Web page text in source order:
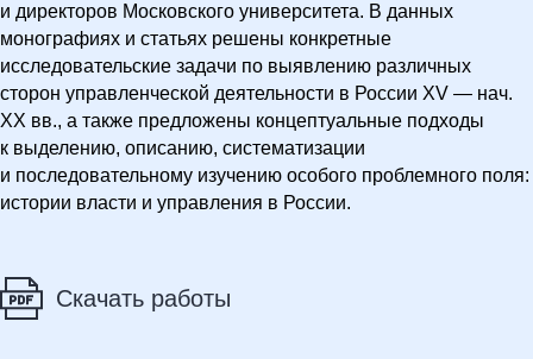
и директоров Московского университета. В данных
монографиях и статьях решены конкретные
исследовательские задачи по выявлению различных
сторон управленческой деятельности в России XV — нач.
ХХ вв., а также предложены концептуальные подходы
к выделению, описанию, систематизации
и последовательному изучению особого проблемного поля:
истории власти и управления в России.
Скачать работы